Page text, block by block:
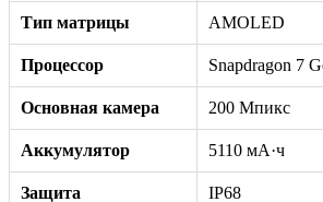
Тип матрицы AMOLED
Процессор Snapdragon 7
Основная камера 200 Мпикс
Аккумулятор 5110 мА·ч
Защита IP68